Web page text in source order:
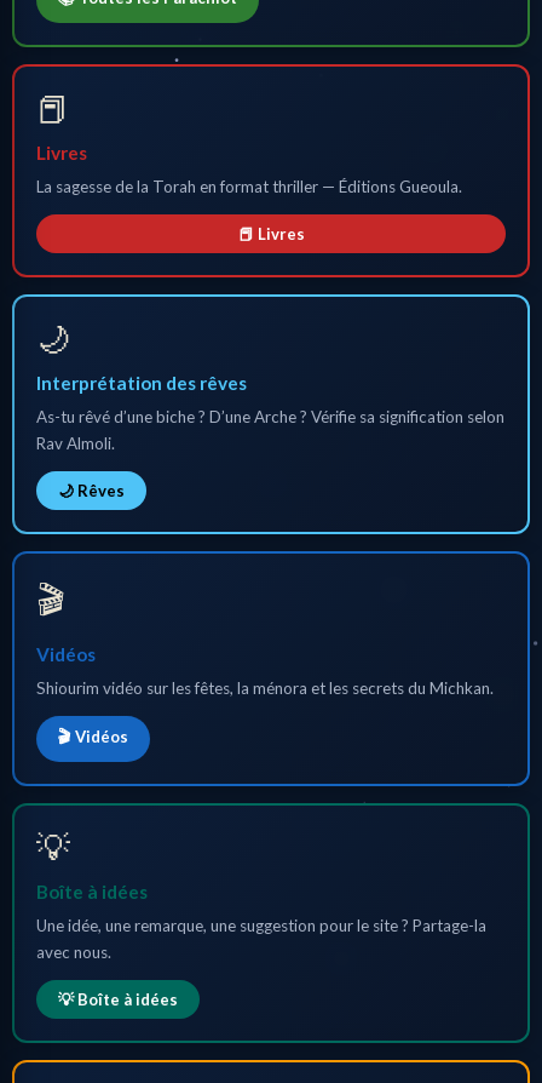
📕
Livres
La sagesse de la Torah en format thriller — Éditions Gueoula.
📕 Livres
🌙
Interprétation des rêves
As-tu rêvé d’une biche ? D’une Arche ? Vérifie sa signification selon
Rav Almoli.
🌙 Rêves
🎬
Vidéos
Shiourim vidéo sur les fêtes, la ménora et les secrets du Michkan.
🎬 Vidéos
💡
Boîte à idées
Une idée, une remarque, une suggestion pour le site ? Partage-la
avec nous.
💡 Boîte à idées